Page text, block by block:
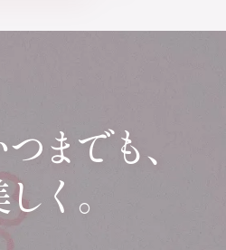
までも、
く。